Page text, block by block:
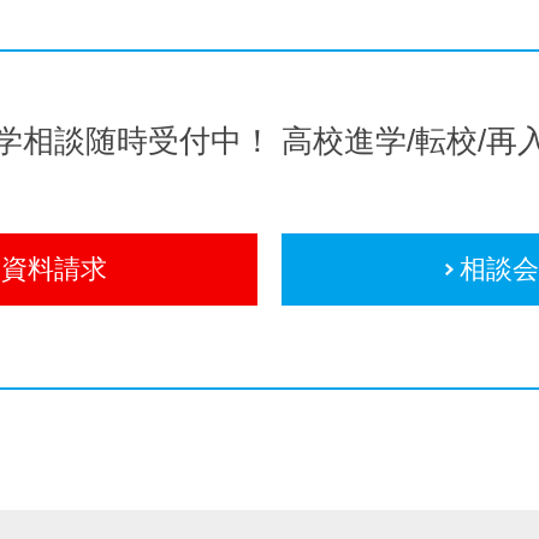
相談随時受付中！ 高校進学/転校/再
資料請求 相談会